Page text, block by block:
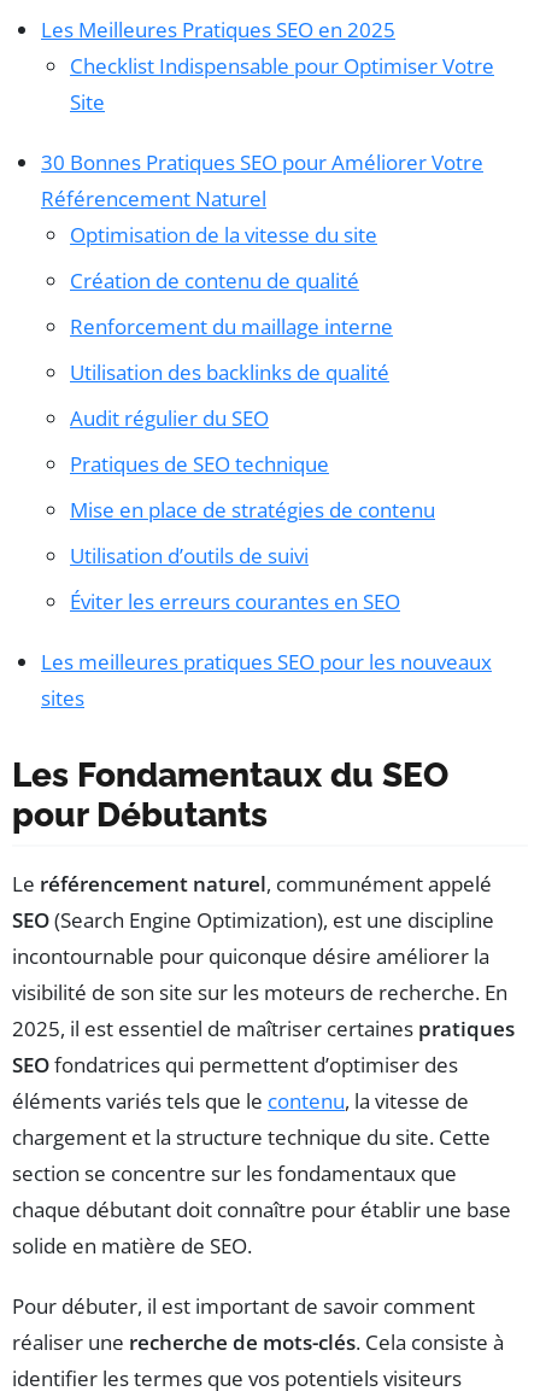
Les Meilleures Pratiques SEO en 2025
Checklist Indispensable pour Optimiser Votre
Site
30 Bonnes Pratiques SEO pour Améliorer Votre
Référencement Naturel
Optimisation de la vitesse du site
Création de contenu de qualité
Renforcement du maillage interne
Utilisation des backlinks de qualité
Audit régulier du SEO
Pratiques de SEO technique
Mise en place de stratégies de contenu
Utilisation d’outils de suivi
Éviter les erreurs courantes en SEO
Les meilleures pratiques SEO pour les nouveaux
sites
Les Fondamentaux du SEO
pour Débutants
Le référencement naturel, communément appelé
SEO(Search Engine Optimization), est une discipline
incontournable pour quiconque désire améliorer la
visibilité de son site sur les moteurs de recherche. En
2025, il est essentiel de maîtriser certaines pratiques
SEOfondatrices qui permettent d’optimiser des
éléments variés tels que le contenu, la vitesse de
chargement et la structure technique du site. Cette
section se concentre sur les fondamentaux que
chaque débutant doit connaître pour établir une base
solide en matière de SEO.
Pour débuter, il est important de savoir comment
réaliser une recherche de mots-clés. Cela consiste à
identifier les termes que vos potentiels visiteurs